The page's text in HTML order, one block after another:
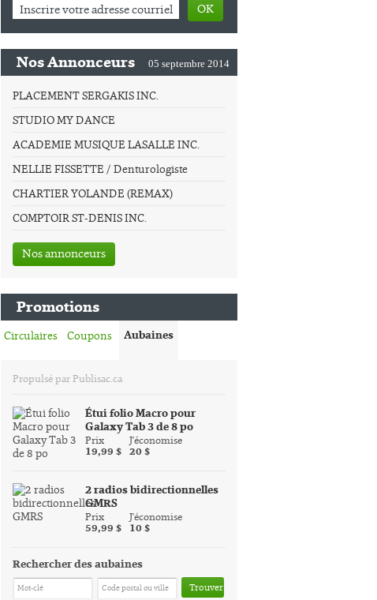
OK
Nos Annonceurs 05 septembre 2014
PLACEMENT SERGAKIS INC.
STUDIO MY DANCE
ACADEMIE MUSIQUE LASALLE INC.
NELLIE FISSETTE / Denturologiste
CHARTIER YOLANDE (REMAX)
COMPTOIR ST-DENIS INC.
Nos annonceurs
Promotions
Circulaires Coupons Aubaines
Propulsé par Publisac.ca
Étui folio Macro pour
Galaxy Tab 3 de 8 po
Prix
19,99 $
J'économise
20 $
2 radios bidirectionnelles
GMRS
Prix
59,99 $
J'économise
10 $
Rechercher des aubaines
Trouver